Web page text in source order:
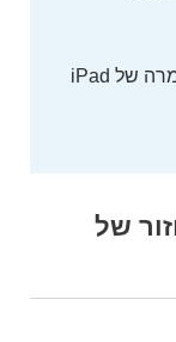
ייתכן שיש בעיית חומרה של iPad
של